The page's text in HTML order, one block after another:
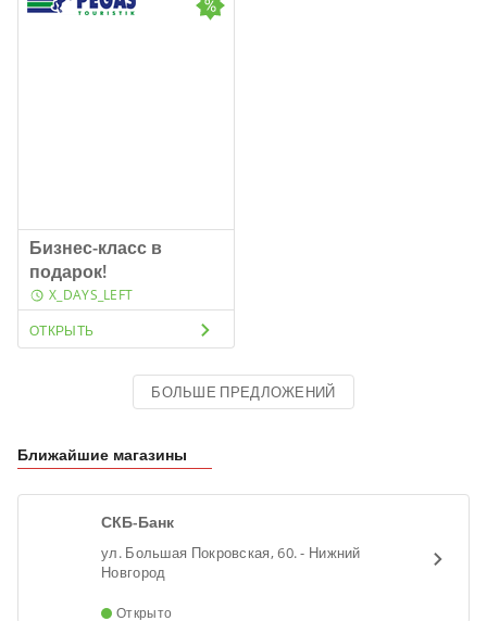
Бизнес-класс в
подарок!
X_DAYS_LEFT
ОТКРЫТЬ
БОЛЬШЕ ПРЕДЛОЖЕНИЙ
Ближайшие магазины
СКБ-Банк
ул. Большая Покровская, 60. - Нижний
Новгород
Открыто